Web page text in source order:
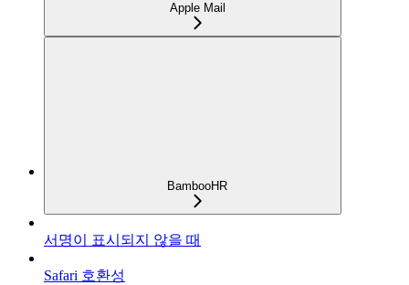
Apple Mail
BambooHR
서명이 표시되지 않을 때
Safari 호환성